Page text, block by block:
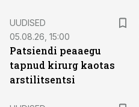
UUDISED
05.08.26, 15:00
Patsiendi peaaegu
tapnud kirurg kaotas
arstilitsentsi